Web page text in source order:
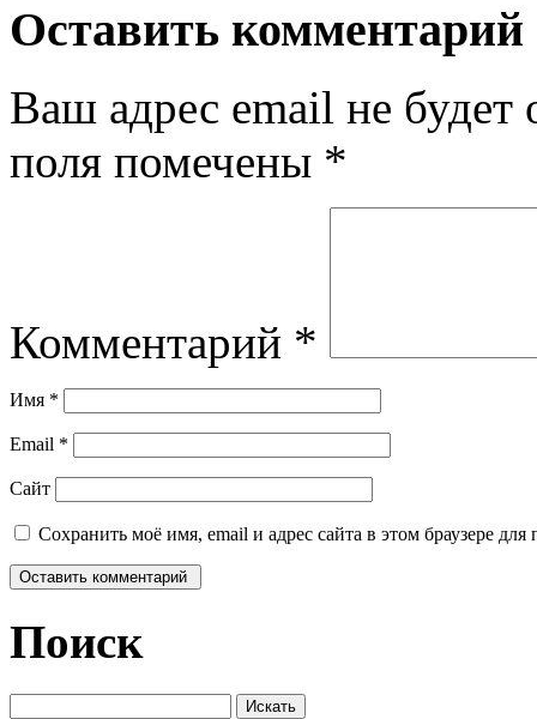
Оставить комментарий
Ваш адрес email не будет
поля помечены *
Комментарий *
Имя *
Email *
Сайт
Сохранить моё имя, email и адрес сайта в этом браузере
Поиск